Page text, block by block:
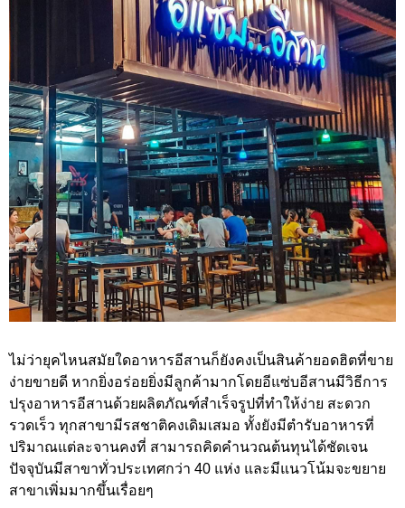
ไม่ว่ายุคไหนสมัยใดอาหารอีสานก็ยังคงเป็นสินค้ายอดฮิตที่ขาย
ง่ายขายดี หากยิ่งอร่อยยิ่งมีลูกค้ามากโดยอีแซ่บอีสานมีวิธีการ
ปรุงอาหารอีสานด้วยผลิตภัณฑ์สำเร็จรูปที่ทำให้ง่าย สะดวก
รวดเร็ว ทุกสาขามีรสชาติคงเดิมเสมอ ทั้งยังมีตำรับอาหารที่
ปริมาณแต่ละจานคงที่ สามารถคิดคำนวณต้นทุนได้ชัดเจน
ปัจจุบันมีสาขาทั่วประเทศกว่า 40 แห่ง และมีแนวโน้มจะขยาย
สาขาเพิ่มมากขึ้นเรื่อยๆ